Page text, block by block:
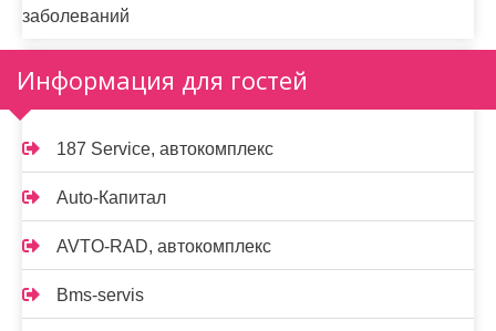
заболеваний
Информация для гостей
187 Service, автокомплекс
Auto-Капитал
AVTO-RAD, автокомплекс
Bms-servis